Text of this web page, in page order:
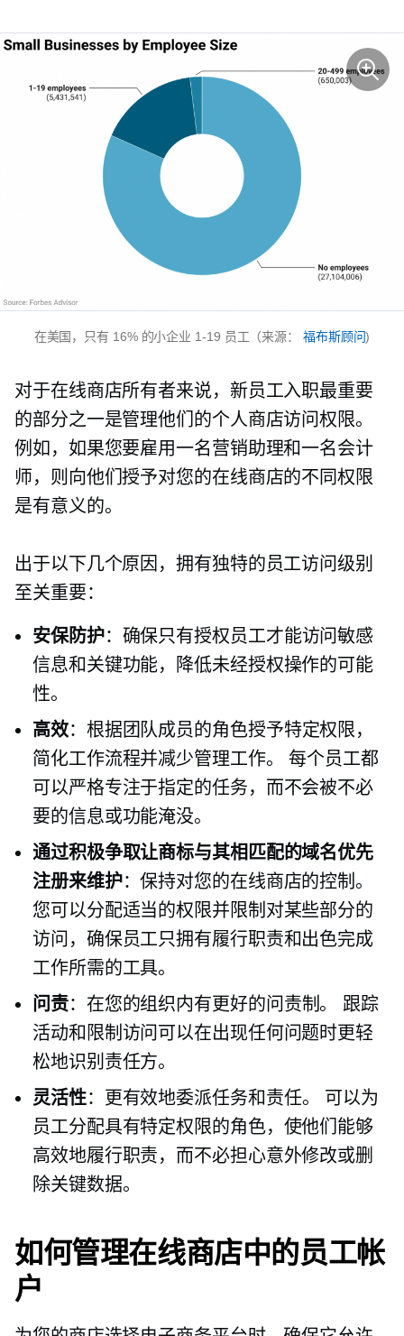
在美国，只有 16% 的小企业 1-19 员工（来源： 福布斯顾问)
对于在线商店所有者来说，新员工入职最重要
的部分之一是管理他们的个人商店访问权限。
例如，如果您要雇用一名营销助理和一名会计
师，则向他们授予对您的在线商店的不同权限
是有意义的。
出于以下几个原因，拥有独特的员工访问级别
至关重要：
安保防护：确保只有授权员工才能访问敏感
信息和关键功能，降低未经授权操作的可能
性。
高效：根据团队成员的角色授予特定权限，
简化工作流程并减少管理工作。 每个员工都
可以严格专注于指定的任务，而不会被不必
要的信息或功能淹没。
通过积极争取让商标与其相匹配的域名优先
注册来维护：保持对您的在线商店的控制。
您可以分配适当的权限并限制对某些部分的
访问，确保员工只拥有履行职责和出色完成
工作所需的工具。
问责：在您的组织内有更好的问责制。 跟踪
活动和限制访问可以在出现任何问题时更轻
松地识别责任方。
灵活性：更有效地委派任务和责任。 可以为
员工分配具有特定权限的角色，使他们能够
高效地履行职责，而不必担心意外修改或删
除关键数据。
如何管理在线商店中的员工帐
户